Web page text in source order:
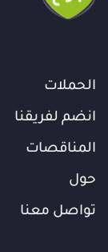
الحملات
انضم لفريقنا
المناقصات
حول
تواصل معنا